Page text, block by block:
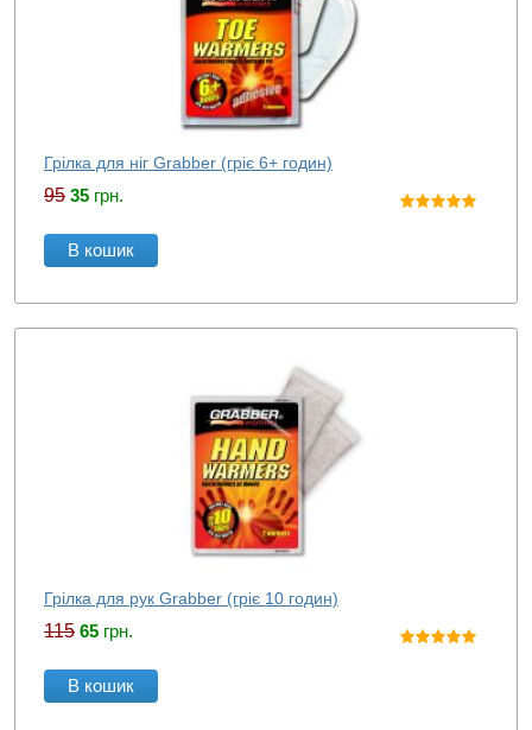
Грілка для ніг Grabber (гріє 6+ годин)
95 35 грн.
В кошик
Грілка для рук Grabber (гріє 10 годин)
115 65 грн.
В кошик